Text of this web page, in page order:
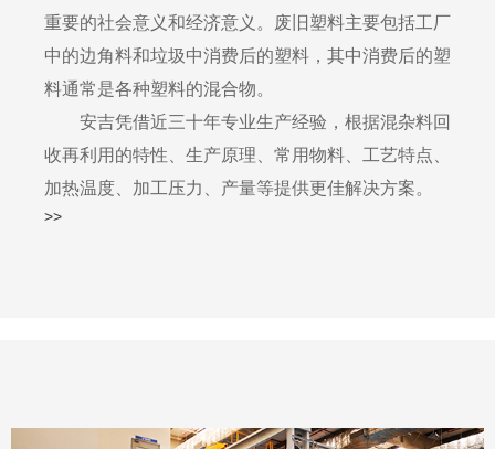
重要的社会意义和经济意义。废旧塑料主要包括工厂
中的边角料和垃圾中消费后的塑料，其中消费后的塑
料通常是各种塑料的混合物。
安吉凭借近三十年专业生产经验，根据混杂料回
收再利用的特性、生产原理、常用物料、工艺特点、
加热温度、加工压力、产量等提供更佳解决方案。
>>